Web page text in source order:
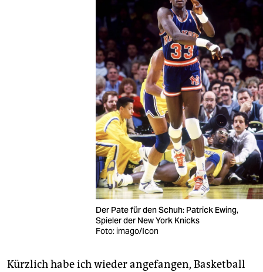
Der Pate für den Schuh: Patrick Ewing,
Spieler der New York Knicks
Foto: imago/Icon
Kürzlich habe ich wieder angefangen, Basketball